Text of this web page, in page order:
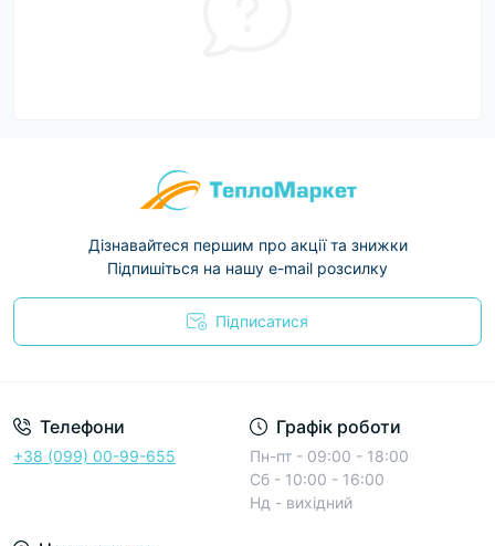
Дізнавайтеся першим про акції та знижки
Підпишіться на нашу e-mail розсилку
Підписатися
Телефони
+38 (099) 00-99-655
Графік роботи
Пн-пт - 09:00 - 18:00
Сб - 10:00 - 16:00
Нд - вихідний